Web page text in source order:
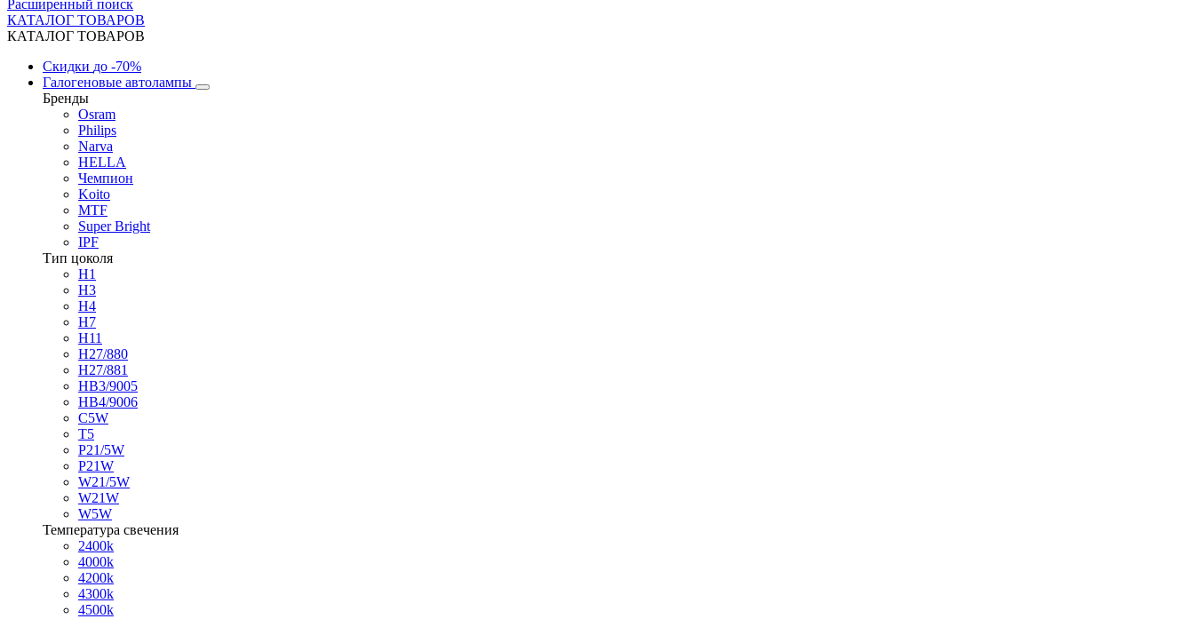
Расширенный поиск
КАТАЛОГ ТОВАРОВ
КАТАЛОГ ТОВАРОВ
Скидки до -70%
Галогеновые автолампы
Бренды
Osram
Philips
Narva
HELLA
Чемпион
Koito
MTF
Super Bright
IPF
Тип цоколя
H1
H3
H4
H7
H11
H27/880
H27/881
HB3/9005
HB4/9006
C5W
T5
P21/5W
P21W
W21/5W
W21W
W5W
Температура свечения
2400k
4000k
4200k
4300k
4500k